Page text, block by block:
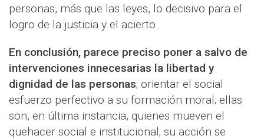
personas, más que las leyes, lo decisivo para el
logro de la justicia y el acierto.
En conclusión, parece preciso poner a salvo de
intervenciones innecesarias la libertad y
dignidad de las personas; orientar el social
esfuerzo perfectivo a su formación moral; ellas
son, en última instancia, quienes mueven el
quehacer social e institucional; su acción se